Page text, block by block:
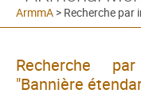
ArmmA > Recherche par
Recherche
"Bannière